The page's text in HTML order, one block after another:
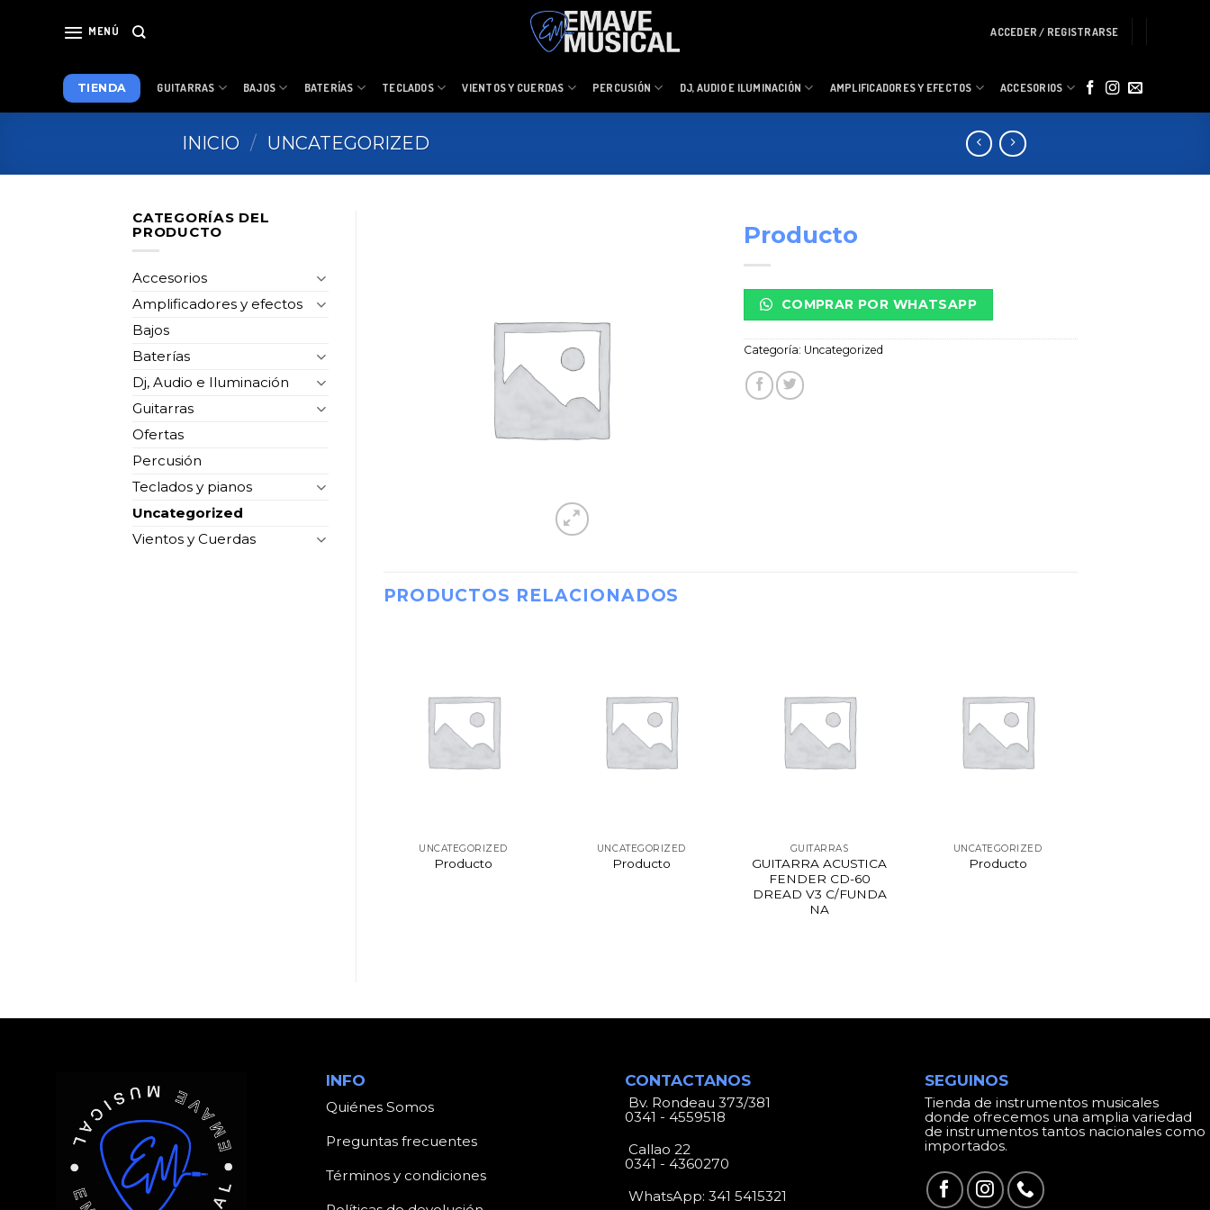
MENÚ ACCEDER / REGISTRARSE
TIENDA GUITARRAS BAJOS BATERÍAS TECLADOS VIENTOS Y CUERDAS PERCUSIÓN DJ, AUDIO E ILUMINACIÓN AMPLIFICADORES Y EFECTOS ACCESORIOS
INICIO / UNCATEGORIZED
CATEGORÍAS DEL
PRODUCTO
Accesorios
Amplificadores y efectos
Bajos
Baterías
Dj, Audio e Iluminación
Guitarras
Ofertas
Percusión
Teclados y pianos
Uncategorized
Vientos y Cuerdas
Producto
COMPRAR POR WHATSAPP
Categoría: Uncategorized
PRODUCTOS RELACIONADOS
UNCATEGORIZED
Producto
UNCATEGORIZED
Producto
GUITARRAS
GUITARRA ACUSTICA
FENDER CD-60
DREAD V3 C/FUNDA
NA
UNCATEGORIZED
Producto
INFO
Quiénes Somos
Preguntas frecuentes
Términos y condiciones
CONTACTANOS
Bv. Rondeau 373/381
0341 - 4559518
Callao 22
0341 - 4360270
WhatsApp:341 5415321
SEGUINOS
Tienda de instrumentos musicales
donde ofrecemos una amplia variedad
de instrumentos tantos nacionales como
importados.